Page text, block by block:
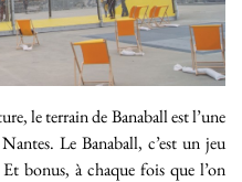
le terrain de Banaball est l’une
Le Banaball, c’est un jeu
bonus, à chaque fois que l’on